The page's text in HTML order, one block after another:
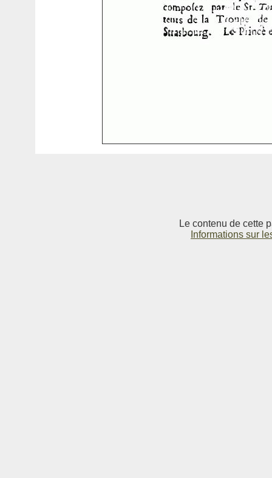
Le contenu de cette
Informations sur